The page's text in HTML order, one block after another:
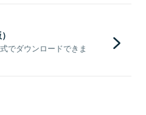
でダウンロードできま